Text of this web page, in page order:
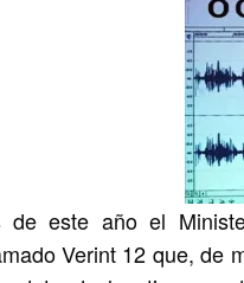
de este año el
Verint 12 que, de